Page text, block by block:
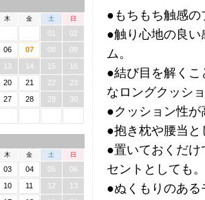
木 金 土 日
01
02
06 07 08
09
13 14 15
16
20 21 22
23
27 28 29
30
木 金 土 日
03 04 05
06
10 11 12
13
●もちもち触感
●触り心地の良
ム。
●結び目を解く
なロングクッシ
●クッション性
●抱き枕や腰当
●置いておくだ
セントとしても。
●ぬくもりのあ